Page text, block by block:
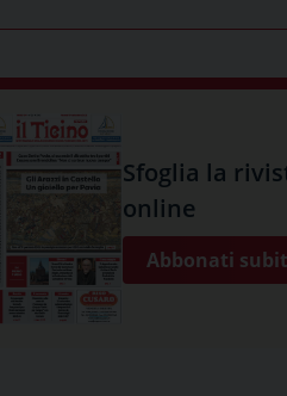
Sfoglia la
online
Abbonati